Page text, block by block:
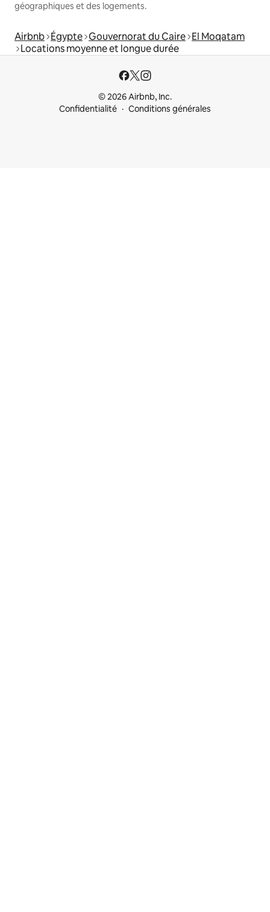
géographiques et des logements.
Airbnb Égypte Gouvernorat du Caire El Moqatam
Locations moyenne et longue durée
© 2026 Airbnb, Inc.
Confidentialité
Conditions générales